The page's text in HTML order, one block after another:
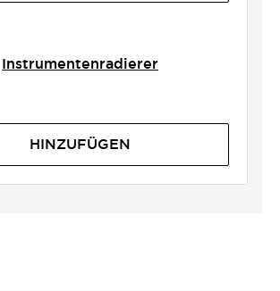
Instrumentenradierer
HINZUFÜGEN